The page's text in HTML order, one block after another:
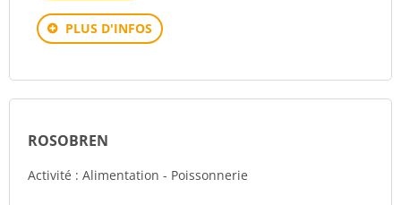
PLUS D'INFOS
ROSOBREN
Activité : Alimentation - Poissonnerie